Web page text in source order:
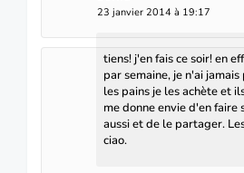
23 janvier 2014 à 19:17
tiens! j'en fais ce soir! en
par semaine, je n'ai
les pains je les achète et
me donne envie d'en faire
aussi et de le partager.
ciao.